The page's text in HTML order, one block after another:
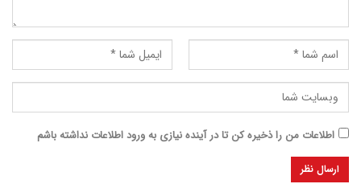
اطلاعات من را ذخیره کن تا در آینده نیازی به ورود اطلاعات نداشته باشم